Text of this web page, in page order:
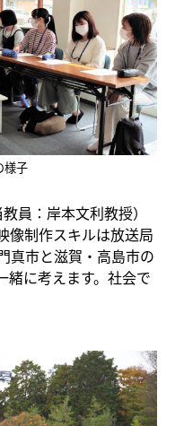
様子
員：岸本文利教授）
像制作スキルは放送局
真市と滋賀・高島市の
緒に考えます。社会で